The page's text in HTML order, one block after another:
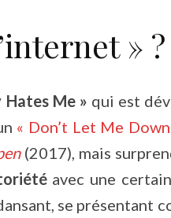
» ?
Hates Me » qui est
« Don’t Let Me Down
(2017), mais
avec une
se présentant